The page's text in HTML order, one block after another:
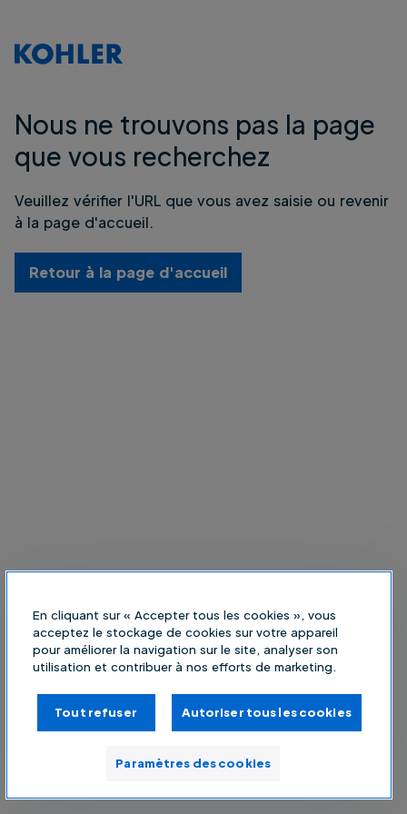
Nous ne trouvons pas la page
que vous recherchez
Veuillez vérifier l'URL que vous avez saisie ou revenir
à la page d'accueil.
Retour à la page d'accueil
En cliquant sur « Accepter tous les cookies », vous
acceptez le stockage de cookies sur votre appareil
pour améliorer la navigation sur le site, analyser son
utilisation et contribuer à nos efforts de marketing.
Tout refuser Autoriser tous les cookies
Paramètres des cookies